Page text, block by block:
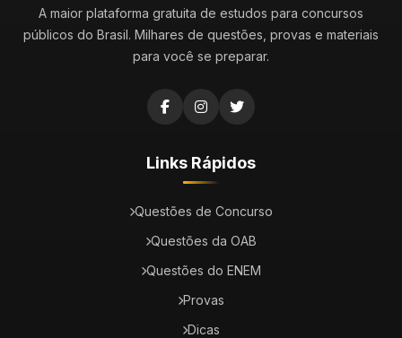
A maior plataforma gratuita de estudos para concursos
públicos do Brasil. Milhares de questões, provas e materiais
para você se preparar.
Links Rápidos
Questões de Concurso
Questões da OAB
Questões do ENEM
Provas
Dicas